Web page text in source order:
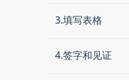
3.填写表格
4.签字和见证